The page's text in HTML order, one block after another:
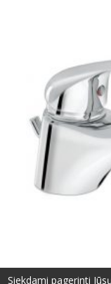
Siekdami pagerinti